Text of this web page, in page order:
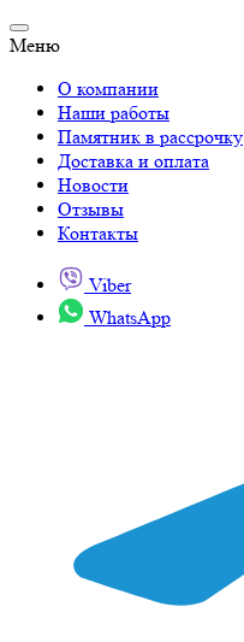
Меню
О компании
Наши работы
Памятник в рассрочку
Доставка и оплата
Новости
Отзывы
Контакты
Viber
WhatsApp